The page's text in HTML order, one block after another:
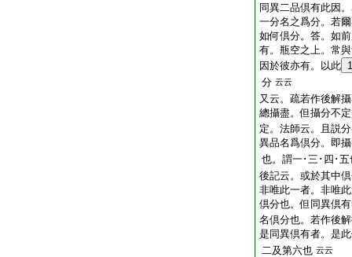
同異二品倶有此因
一分名之爲分。若
如何倶分。答。如
有。瓶空之上。常
因於彼亦有。以此 1
分 云云
又云。疏若作後解
總攝盡。但攝分不
定。法師云。且説
異品名爲倶分。即
也。謂一･三･四･五
後記云。或於其中
非唯此一者。非唯
倶分也。但同異倶
名倶分也。若作後
是同異倶有者。是
二及第六也 云云